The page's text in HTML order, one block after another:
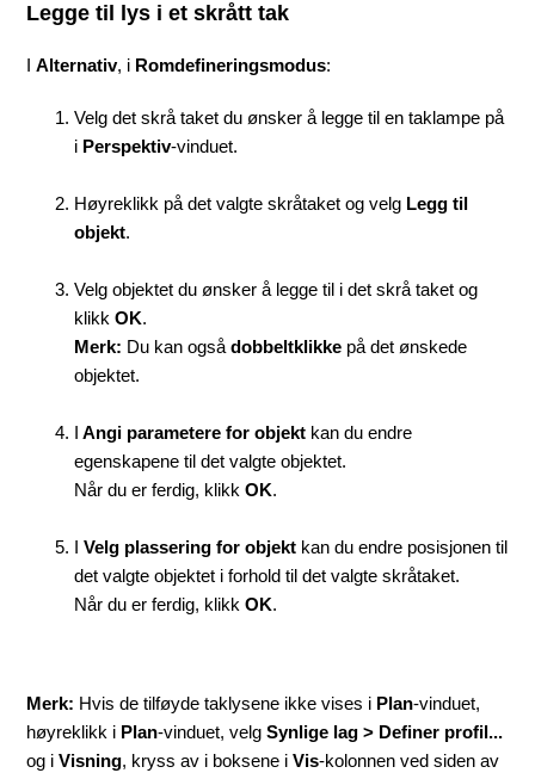
Legge til lys i et skrått tak
IAlternativ, i Romdefineringsmodus:
Velg det skrå taket du ønsker å legge til en taklampe på
i Perspektiv-vinduet.
Høyreklikk på det valgte skråtaket og velg Legg til
objekt.
Velg objektet du ønsker å legge til i det skrå taket og
klikkOK.
Merk: Du kan ogsådobbeltklikke på det ønskede
objektet.
I Angi parametere for objekt kan du endre
egenskapene til det valgte objektet.
Når du er ferdig, klikkOK.
IVelg plassering for objekt kan du endre posisjonen til
det valgte objektet i forhold til det valgte skråtaket.
Når du er ferdig, klikkOK.
Merk: Hvis de tilføyde taklysene ikke vises i Plan-vinduet,
høyreklikk i Plan-vinduet, velgSynlige lag > Definer profil...
og iVisning, kryss av i boksene iVis-kolonnen ved siden av